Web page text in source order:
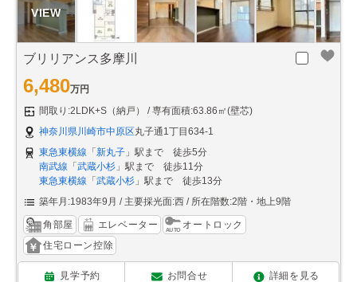
ブリリアンス多摩川
6,480万円
間取り:2LDK+S（納戸）
専有面積:63.86㎡(壁芯)
神奈川県川崎市中原区丸子通1丁目634-1
東急東横線 「新丸子 」駅まで 徒歩5分
南武線 「武蔵小杉 」駅まで 徒歩11分
東急東横線 「武蔵小杉 」駅まで 徒歩13分
築年月:1983年9月
主要採光面:西 所在階数:2階・地上9階
角部屋 エレベーター
オートロック
住宅ローン控除
見学予約 お問合せ 詳細を見る